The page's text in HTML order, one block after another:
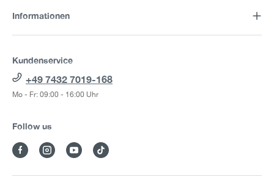
Informationen
Kundenservice
+49 7432 7019-168
Mo - Fr: 09:00 - 16:00 Uhr
Follow us